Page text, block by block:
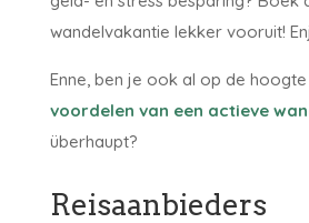
wandelvakantie lekker vooruit!
Enne, ben je ook al op de hoogte
voordelen van een actieve
überhaupt?
Reisaanbieders